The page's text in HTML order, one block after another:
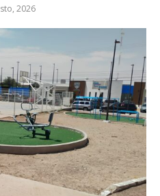
2026